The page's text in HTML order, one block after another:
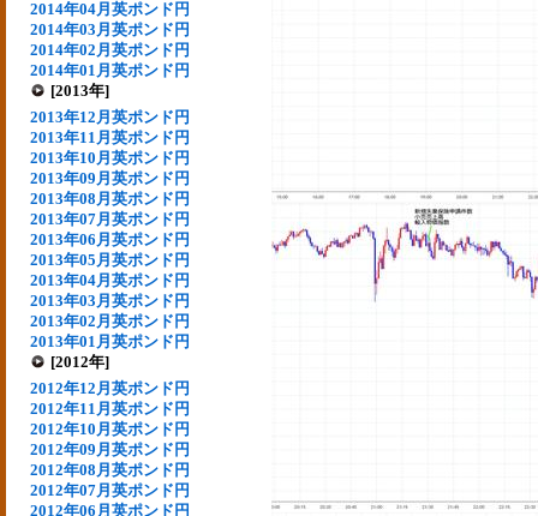
2014年04月英ポンド円
2014年03月英ポンド円
2014年02月英ポンド円
2014年01月英ポンド円
[2013年]
2013年12月英ポンド円
2013年11月英ポンド円
2013年10月英ポンド円
2013年09月英ポンド円
2013年08月英ポンド円
2013年07月英ポンド円
2013年06月英ポンド円
2013年05月英ポンド円
2013年04月英ポンド円
2013年03月英ポンド円
2013年02月英ポンド円
2013年01月英ポンド円
[2012年]
2012年12月英ポンド円
2012年11月英ポンド円
2012年10月英ポンド円
2012年09月英ポンド円
2012年08月英ポンド円
2012年07月英ポンド円
2012年06月英ポンド円